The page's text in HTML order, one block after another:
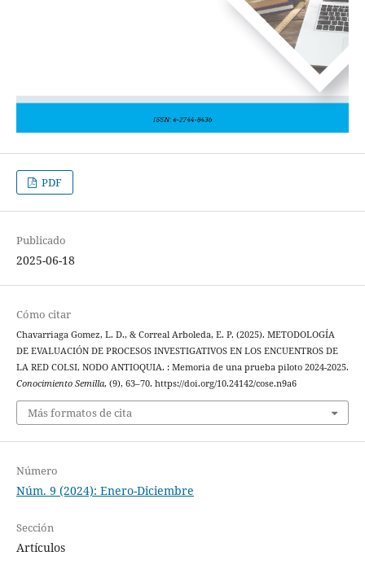
PDF
Publicado
2025-06-18
Cómo citar
Chavarriaga Gomez, L. D., & Correal Arboleda, E. P. (2025). METODOLOGÍA
DE EVALUACIÓN DE PROCESOS INVESTIGATIVOS EN LOS ENCUENTROS DE
LA RED COLSI, NODO ANTIOQUIA. : Memoria de una prueba piloto 2024-2025.
Conocimiento Semilla, (9), 63–70. https://doi.org/10.24142/cose.n9a6
Más formatos de cita
Número
Núm. 9 (2024): Enero-Diciembre
Sección
Artículos